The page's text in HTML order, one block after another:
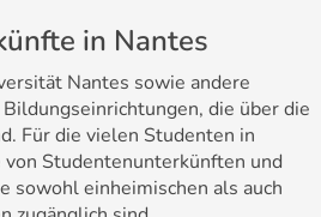
in Nantes
Nantes sowie andere
die über die
Für die vielen Studenten in
Studentenunterkünften und
sowohl einheimischen als auch